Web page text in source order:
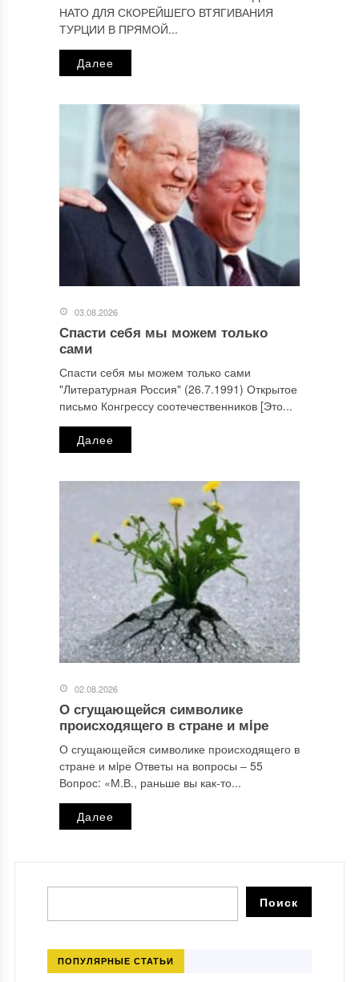
НАТО ДЛЯ СКОРЕЙШЕГО ВТЯГИВАНИЯ
ТУРЦИИ В ПРЯМОЙ...
Далее
03.08.2026
Спасти себя мы можем только
сами
Спасти себя мы можем только сами
"Литературная Россия" (26.7.1991) Открытое
письмо Конгрессу соотечественников [Это...
Далее
02.08.2026
О сгущающейся символике
происходящего в стране и мiре
О сгущающейся символике происходящего в
стране и мiре Ответы на вопросы ‒ 55
Вопрос: «М.В., раньше вы как-то...
Далее
ПОПУЛЯРНЫЕ СТАТЬИ